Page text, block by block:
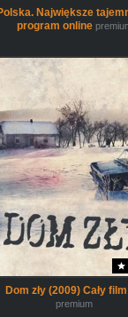
Największe
program online
Dom zły (2009) Cały
premium